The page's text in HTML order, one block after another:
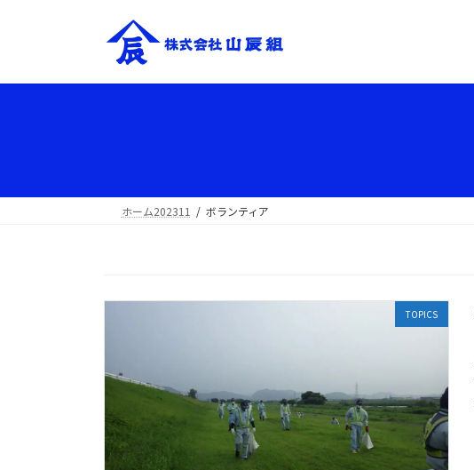
ホーム202311 ボランティア
TOPICS